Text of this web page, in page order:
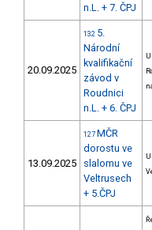
n.L. + 7. ČPJ
20.09.2025
132 5.
Národní
kvalifikační
závod v
Roudnici
n.L. + 6. ČPJ
13.09.2025
127 MČR
dorostu ve
slalomu ve
Veltrusech
+ 5.ČPJ